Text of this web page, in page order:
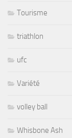
Tourisme
triathlon
ufc
Variété
volley ball
Whisbone Ash